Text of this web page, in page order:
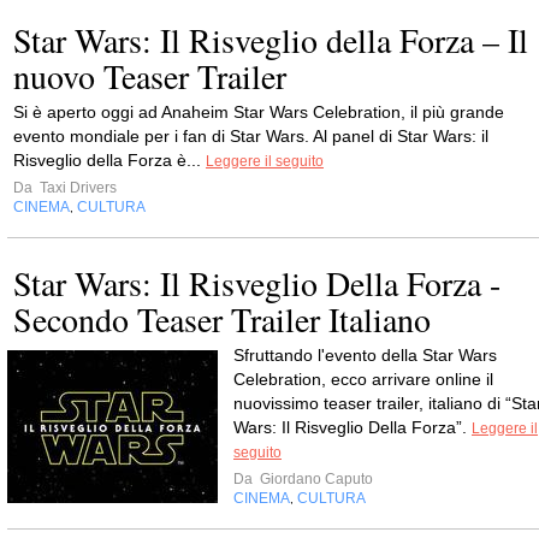
Star Wars: Il Risveglio della Forza – Il
nuovo Teaser Trailer
Si è aperto oggi ad Anaheim Star Wars Celebration, il più grande
evento mondiale per i fan di Star Wars. Al panel di Star Wars: il
Risveglio della Forza è... Leggere il seguito
Da Taxi Drivers
CINEMA, CULTURA
Star Wars: Il Risveglio Della Forza -
Secondo Teaser Trailer Italiano
Sfruttando l'evento della Star Wars
Celebration, ecco arrivare online il
nuovissimo teaser trailer, italiano di
Wars: Il Risveglio Della Forza”. Leggere il
seguito
Da Giordano Caputo
CINEMA, CULTURA